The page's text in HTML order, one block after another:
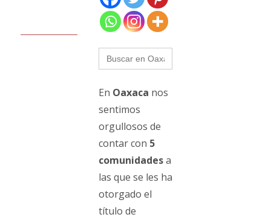
Buscar:
En Oaxaca nos
sentimos
orgullosos de
contar con 5
comunidadesa
las que se les ha
otorgado el
título de